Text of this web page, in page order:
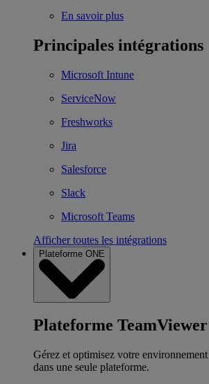
En savoir plus
Principales intégrations
Microsoft Intune
ServiceNow
Freshworks
Jira
Salesforce
Slack
Microsoft Teams
Afficher toutes les intégrations
Plateforme ONE
Plateforme
Gérez et optimisez votre
dans une seule plateforme.